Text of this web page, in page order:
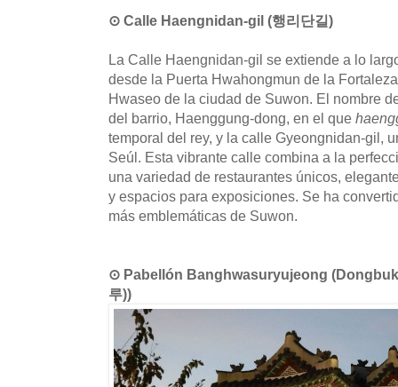
⊙ Calle Haengnidan-gil (행리단길)
La Calle Haengnidan-gil se extiende a lo
desde la Puerta Hwahongmun de la
Hwaseo de la ciudad de Suwon. El nombre
del barrio, Haenggung-dong, en el que
temporal del rey, y la calle Gyeongnidan-gil,
Seúl. Esta vibrante calle combina a la
una variedad de restaurantes únicos,
y espacios para exposiciones. Se ha
más emblemáticas de Suwon.
⊙ Pabellón Banghwasuryujeong
루))